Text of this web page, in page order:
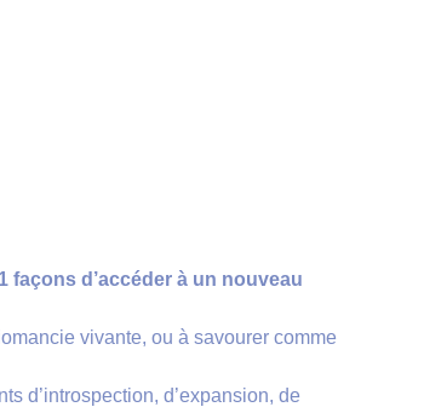
façons d’accéder à un nouveau
vivante, ou à savourer comme
d’introspection, d’expansion, de